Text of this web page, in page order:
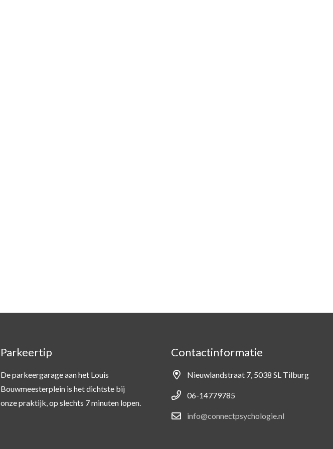
Parkeertip
De parkeergarage aan het Louis
Bouwmeesterplein is het dichtste bij
onze praktijk, op slechts 7 minuten lopen.
Contactinformatie
Nieuwlandstraat 7, 5038 SL Tilburg
06-14779785
info@connectpsychologie.nl